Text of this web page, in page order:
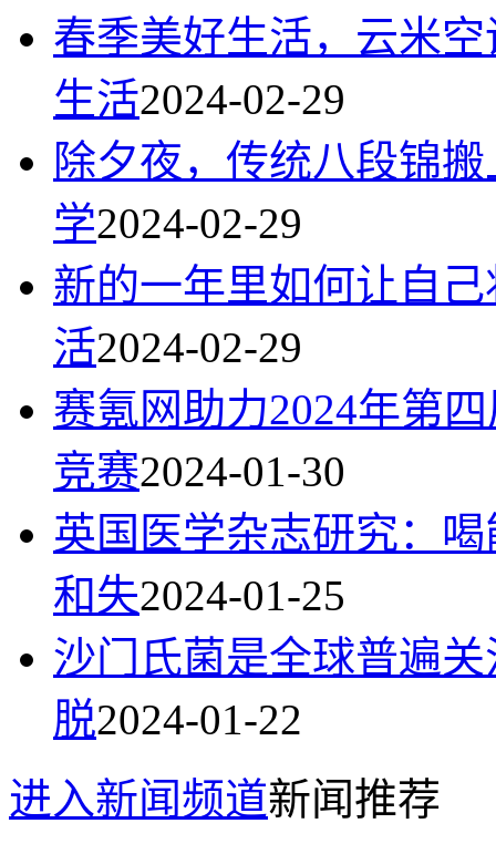
春季美好生活，云米
生活2024-02-29
除夕夜，传统八段锦
学2024-02-29
新的一年里如何让自
活2024-02-29
赛氪网助力2024年第
竞赛2024-01-30
英国医学杂志研究：
和失2024-01-25
沙门氏菌是全球普遍
脱2024-01-22
进入新闻频道新闻推荐